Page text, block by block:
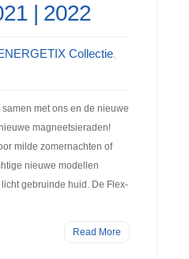
| 2022
Collectie,
met ons en de nieuwe
magneetsieraden!
milde zomernachten of
nieuwe modellen
gebruinde huid. De Flex-
Read More